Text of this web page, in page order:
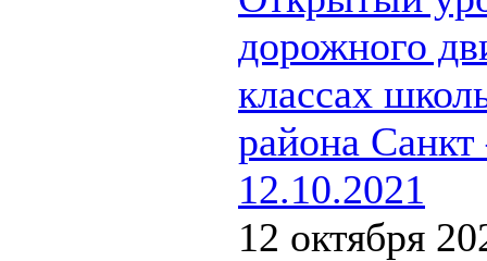
дорожного
классах
района
12.10.2021
12 октября